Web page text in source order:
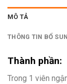
MÔ TẢ
THÔNG TIN BỔ
Thành phần:
Trong 1 viên